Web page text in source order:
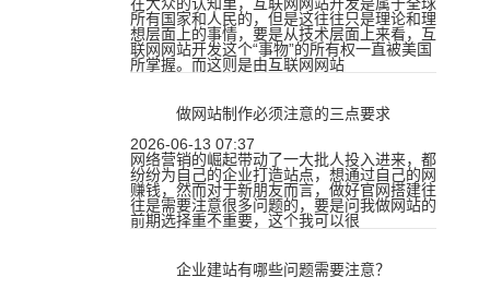
所有国家和人民的，但是这往往只是理论和理
想层面上的事情，要是从技术层面上来看，互
联网网站开发这个“事物”的所有权一直被美国
所掌握。而这则是由互联网网站
做网站制作必须注意的三点要求
2026-06-13 07:37
网络营销的崛起带动了一大批人投入进来，都
纷纷为自己的企业打造站点，想通过自己的网
赚钱，然而对于新朋友而言，做好官网搭建往
往是需要注意很多问题的，要是问我做网站的
前期选择重不重要，这个我可以很
企业建站有哪些问题需要注意？